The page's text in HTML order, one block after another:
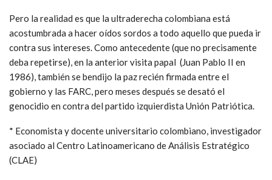
Pero la realidad es que la ultraderecha colombiana está
acostumbrada a hacer oídos sordos a todo aquello que pueda ir
contra sus intereses. Como antecedente (que no precisamente
deba repetirse), en la anterior visita papal (Juan Pablo II en
1986), también se bendijo la paz recién firmada entre el
gobierno y las FARC, pero meses después se desató el
genocidio en contra del partido izquierdista Unión Patriótica.
* Economista y docente universitario colombiano, investigador
asociado al Centro Latinoamericano de Análisis Estratégico
(CLAE)